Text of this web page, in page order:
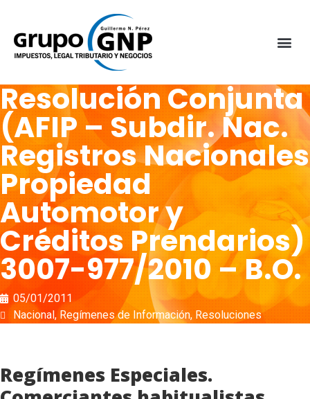
Resolución Conjunta
(AFIP – Subdir. Nac.
Registros Nacionales
Propiedad
Automotor y
Créditos Prendarios)
3007-977/2010 – B.O.
05/01/2011
Nacional, Regímenes de Información, Resoluciones
Regímenes Especiales.